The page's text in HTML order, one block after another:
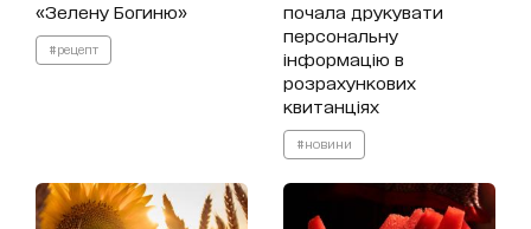
«Зелену Богиню»
#рецепт
почала друкувати
персональну
інформацію в
розрахункових
квитанціях
#новини